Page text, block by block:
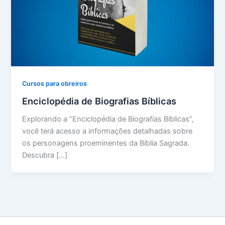
Cursos para obreiros
Enciclopédia de Biografias Bíblicas
Explorando a “Enciclopédia de Biografias Bíblicas”,
você terá acesso a informações detalhadas sobre
os personagens proeminentes da Bíblia Sagrada.
Descubra […]